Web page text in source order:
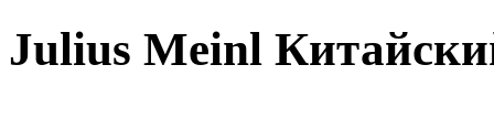
Julius Meinl